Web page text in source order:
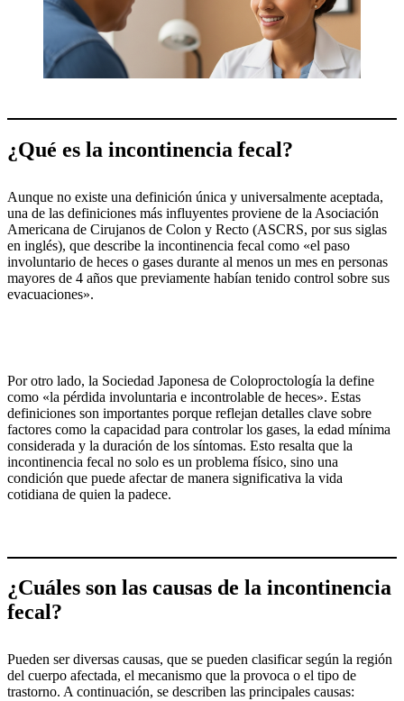
¿Qué es la incontinencia fecal?
Aunque no existe una definición única y universalmente aceptada,
una de las definiciones más influyentes proviene de la Asociación
Americana de Cirujanos de Colon y Recto (ASCRS, por sus siglas
en inglés), que describe la incontinencia fecal como «el paso
involuntario de heces o gases durante al menos un mes en personas
mayores de 4 años que previamente habían tenido control sobre sus
evacuaciones».
Por otro lado, la Sociedad Japonesa de Coloproctología la define
como «la pérdida involuntaria e incontrolable de heces». Estas
definiciones son importantes porque reflejan detalles clave sobre
factores como la capacidad para controlar los gases, la edad mínima
considerada y la duración de los síntomas. Esto resalta que la
incontinencia fecal no solo es un problema físico, sino una
condición que puede afectar de manera significativa la vida
cotidiana de quien la padece.
¿Cuáles son las causas de la incontinencia
fecal?
Pueden ser diversas causas, que se pueden clasificar según la región
del cuerpo afectada, el mecanismo que la provoca o el tipo de
trastorno. A continuación, se describen las principales causas: